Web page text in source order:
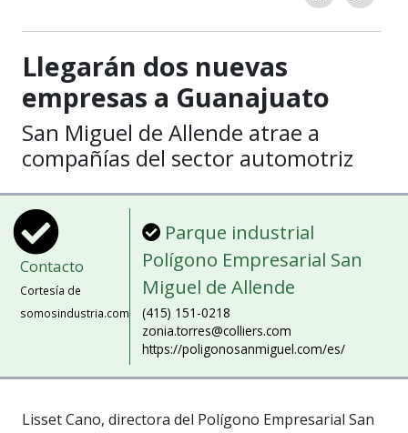
Llegarán dos nuevas
empresas a Guanajuato
San Miguel de Allende atrae a
compañías del sector automotriz
Contacto
Cortesía de
somosindustria.com
Parque industrial
Polígono Empresarial San
Miguel de Allende
(415) 151-0218
zonia.torres@colliers.com
https://poligonosanmiguel.com/es/
Lisset Cano, directora del Polígono Empresarial San